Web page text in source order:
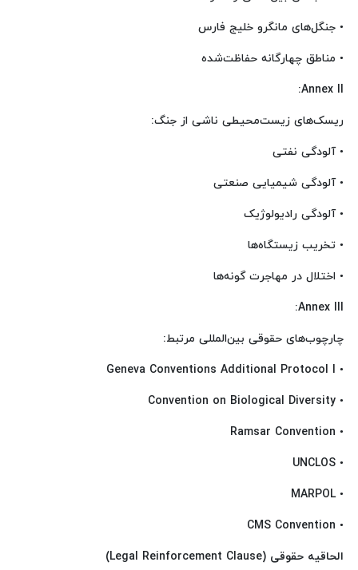
• جنگل‌های مانگرو خلیج فارس
• مناطق چهارگانه حفاظت‌شده
Annex II:
ریسک‌های زیست‌محیطی ناشی از جنگ:
• آلودگی نفتی
• آلودگی شیمیایی صنعتی
• آلودگی رادیولوژیک
• تخریب زیستگاه‌ها
• اختلال در مهاجرت گونه‌ها
Annex III:
چارچوب‌های حقوقی بین‌المللی مرتبط:
• Geneva Conventions Additional Protocol I
• Convention on Biological Diversity
• Ramsar Convention
• UNCLOS
• MARPOL
• CMS Convention
الحاقیه حقوقی (Legal Reinforcement Clause)